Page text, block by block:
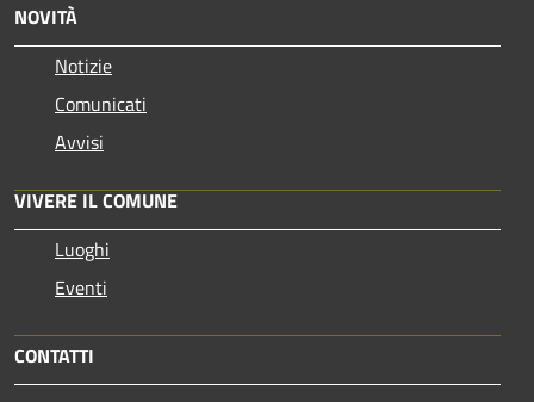
NOVITÀ
Notizie
Comunicati
Avvisi
VIVERE IL COMUNE
Luoghi
Eventi
CONTATTI